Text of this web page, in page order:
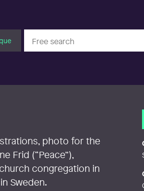
photo for the
Frid (“Peace”),
congregation in
Sweden.